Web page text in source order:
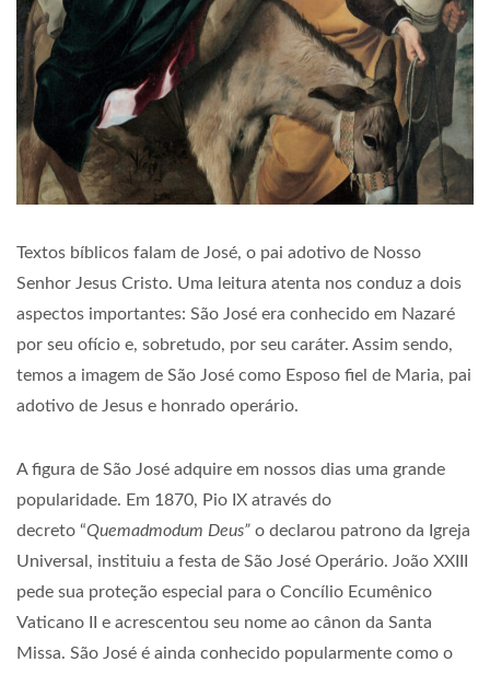
Textos bíblicos falam de José, o pai adotivo de Nosso
Senhor Jesus Cristo. Uma leitura atenta nos conduz a dois
aspectos importantes: São José era conhecido em Nazaré
por seu ofício e, sobretudo, por seu caráter. Assim sendo,
temos a imagem de São José como Esposo fiel de Maria, pai
adotivo de Jesus e honrado operário.
A figura de São José adquire em nossos dias uma grande
popularidade. Em 1870, Pio IX através do
decreto “Quemadmodum Deus” o declarou patrono da Igreja
Universal, instituiu a festa de São José Operário. João XXIII
pede sua proteção especial para o Concílio Ecumênico
Vaticano II e acrescentou seu nome ao cânon da Santa
Missa. São José é ainda conhecido popularmente como o